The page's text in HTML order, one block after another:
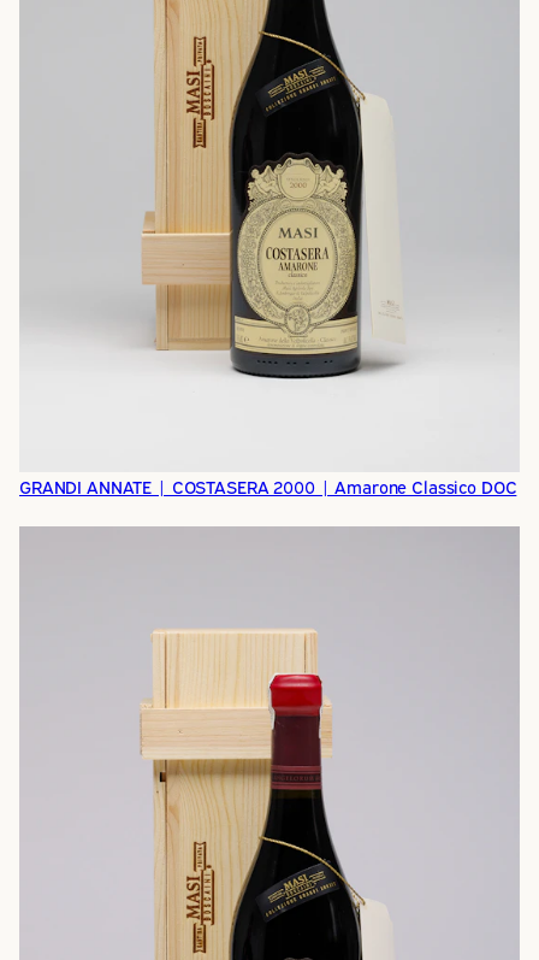
GRANDI ANNATE | COSTASERA 2000 | Amarone Classico DOC